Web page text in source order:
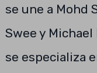
se une a Mohd
Swee y
se especializa